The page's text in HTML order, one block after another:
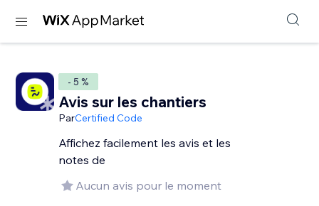
- 5 %
Avis sur les chantiers
ParCertified Code
Affichez facilement les avis et les
notes de
Aucun avis pour le moment